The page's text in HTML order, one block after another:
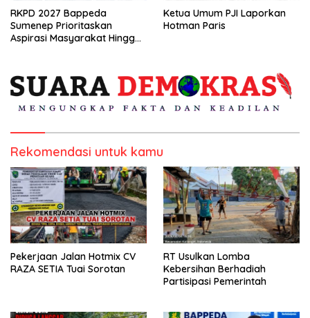
RKPD 2027 Bappeda
Sumenep Prioritaskan
Aspirasi Masyarakat Hingga
Ketua Umum PJI Laporkan
Hotman Paris
Rekomendasi untuk kamu
Pekerjaan Jalan Hotmix CV
RAZA SETIA Tuai Sorotan
RT Usulkan Lomba
Kebersihan Berhadiah
Partisipasi Pemerintah